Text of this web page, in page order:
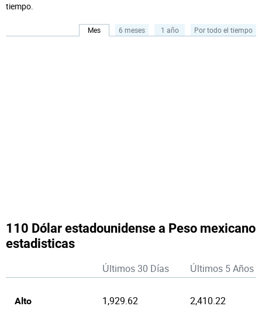
tiempo.
Mes 6 meses 1 año Por todo el tiempo
110 Dólar estadounidense a Peso mexicano
estadisticas
Últimos 30 Días Últimos 5 Años
Alto 1,929.62 2,410.22